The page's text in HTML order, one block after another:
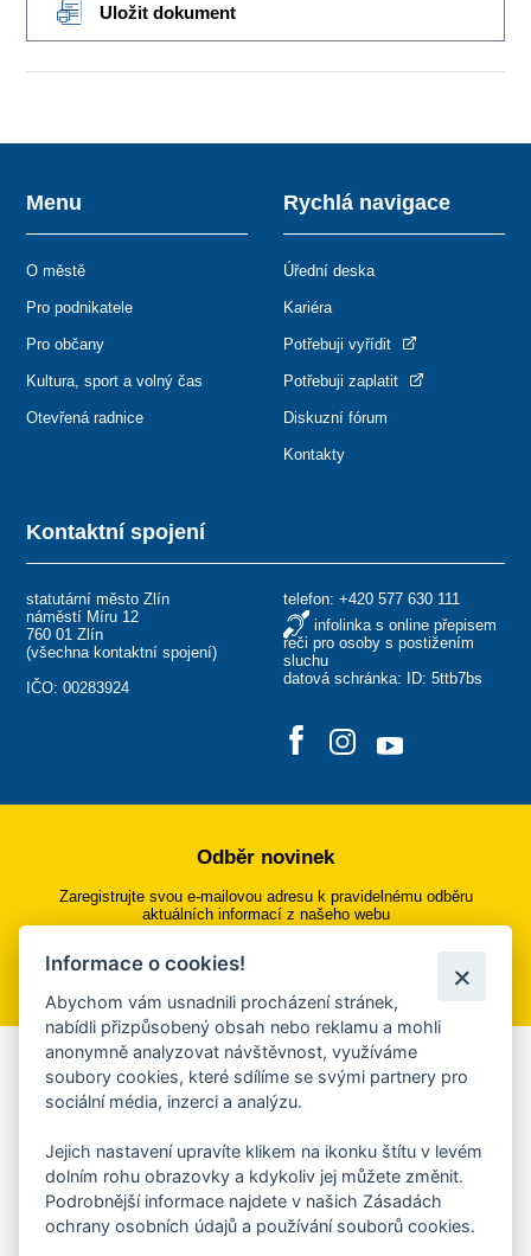
Uložit dokument
Kontaktní spojení
statutární město Zlín
náměstí Míru 12
760 01 Zlín
(všechna kontaktní spojení)
IČO: 00283924
telefon: +420 577 630 111
infolinka s online přepisem
řeči pro osoby s postižením
sluchu
datová schránka: ID: 5ttb7bs
Menu
O městě
Pro podnikatele
Pro občany
Kultura, sport a volný čas
Otevřená radnice
Rychlá navigace
Úřední deska
Kariéra
Potřebuji vyřídit
Potřebuji zaplatit
Diskuzní fórum
Kontakty
Odběr novinek
Zaregistrujte svou e-mailovou adresu k pravidelnému odběru
aktuálních informací z našeho webu
Přihlásit se k odběru
Aplikace Mobilní rozhlas
Chcete dostávat do svého mobilu či mailu upozornění na
ankety, pozvánky na kulturní a sportovní akce?
Více informací o aplikaci
Informace o cookies!
Abychom vám usnadnili procházení stránek,
nabídli přizpůsobený obsah nebo reklamu a mohli
anonymně analyzovat návštěvnost, využíváme
soubory cookies, které sdílíme se svými partnery pro
sociální média, inzerci a analýzu.
Jejich nastavení upravíte klikem na ikonku štítu v levém
dolním rohu obrazovky a kdykoliv jej můžete změnit.
Podrobnější informace najdete v našich Zásadách
ochrany osobních údajů a používání souborů cookies.